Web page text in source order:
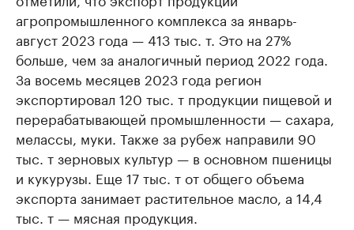
агропромышленного комплекса за январь-
август 2023 года — 413 тыс. т. Это на 27%
больше, чем за аналогичный период 2022 года.
За восемь месяцев 2023 года регион
экспортировал 120 тыс. т продукции пищевой и
перерабатывающей промышленности — сахара,
мелассы, муки. Также за рубеж направили 90
тыс. т зерновых культур — в основном пшеницы
и кукурузы. Еще 17 тыс. т от общего объема
экспорта занимает растительное масло, а 14,4
тыс. т — мясная продукция.